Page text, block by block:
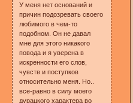
У меня нет оснований и
причин подозревать своего
любимого в чем-то
подобном. Он не давал
мне для этого никакого
повода и я уверена в
искренности его слов,
чувств и поступков
относительно меня. Но..
все-равно в силу моего
дурацкого характера во